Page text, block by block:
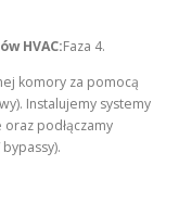
HVAC:Faza 4.
komory za pomocą
Instalujemy systemy
podłączamy